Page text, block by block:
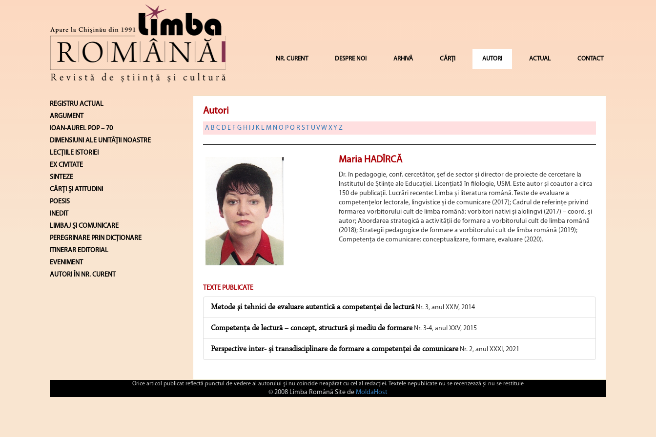
NR. CURENT DESPRE NOI ARHIVĂ CĂRȚI AUTORI ACTUAL CONTACT
REGISTRU ACTUAL
ARGUMENT
IOAN-AUREL POP – 70
DIMENSIUNI ALE UNITĂŢII NOASTRE
LECŢIILE ISTORIEI
EX CIVITATE
SINTEZE
CĂRŢI ŞI ATITUDINI
POESIS
INEDIT
LIMBAJ ŞI COMUNICARE
PEREGRINARE PRIN DICȚIONARE
ITINERAR EDITORIAL
EVENIMENT
AUTORI ÎN NR. CURENT
Autori
A B C D E F G H J K L M N O P Q R ST U VW XY Z
Maria HADÎRCĂ
Dr. în pedagogie, conf. cercetător, șef de sector și director de proiecte de cercetare la
Institutul de Științe ale Educației. Licențiată în filologie, USM. Este autor și coautor a circa
150 de publicații. Lucrări recente: Limba și literatura română. Teste de evaluare a
competențelor lectorale, lingvistice și de comunicare (2017); Cadrul de referințe privind
formarea vorbitorului cult de limba română: vorbitori nativi și alolingvi (2017) – coord. și
autor; Abordarea strategică a activității de formare a vorbitorului cult de limba română
(2018); Strategii pedagogice de formare a vorbitorului cult de limba română (2019);
Competența de comunicare: conceptualizare, formare, evaluare (2020).
TEXTE PUBLICATE
Metode şi tehnici de evaluare autentică a competenţei de lecturăNr. 3, anul XXIV, 2014
Competenţa de lectură – concept, structură şi mediu de formareNr. 3-4, anul XXV, 2015
Perspective inter- și transdisciplinare de formare a competenței de comunicareNr. 2, anul XXXI, 2021
Orice articol publicat reflectă punctul de vedere al autorului şi nu coincide neapărat cu cel al redacţiei. Textele nepublicate nu se recenzează şi nu se restituie
© 2008 Limba Română Site de MoldaHost